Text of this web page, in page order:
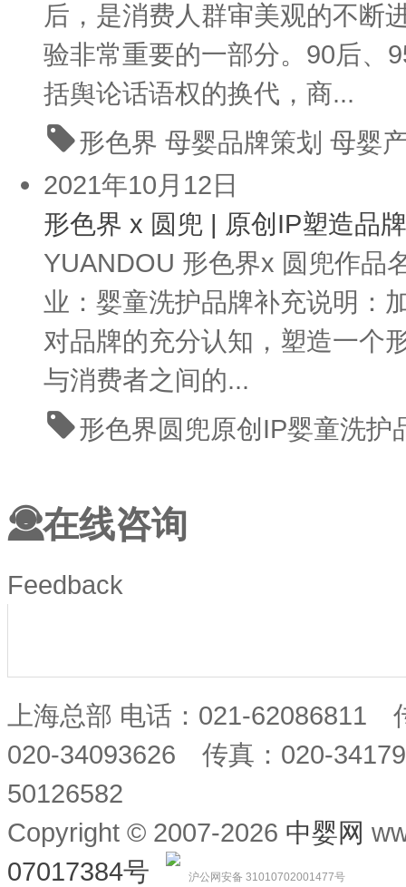
后，是消费人群审美观的不断
验非常重要的一部分。90后、
括舆论话语权的换代，商...
形色界 母婴品牌策划 母婴
2021年10月12日
形色界 x 圆兜 | 原创IP塑造品
YUANDOU 形色界x 圆兜作品
业：婴童洗护品牌补充说明：
对品牌的充分认知，塑造一个
与消费者之间的...
形色界圆兜原创IP婴童洗护
在线咨询
Feedback
上海总部 电话：021-
020-34093626 传真：020-
50126582
Copyright © 2007-2026 中婴网
07017384号
沪公网安备 31010702001477号